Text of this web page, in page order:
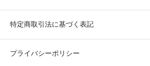
特定商取引法に基づく表記
プライバシーポリシー